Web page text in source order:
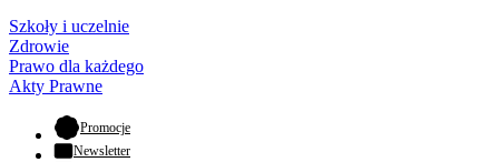
Szkoły i uczelnie
Zdrowie
Prawo dla każdego
Akty Prawne
Promocje- otwiera się w nowej karcie
Newsletter